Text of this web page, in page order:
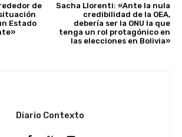
de
Estado
Sacha Llorenti: «Ante la nula
credibilidad de la OEA,
debería ser la ONU la que
tenga un rol protagónico en
las elecciones en Bolivia»
Diario Contexto